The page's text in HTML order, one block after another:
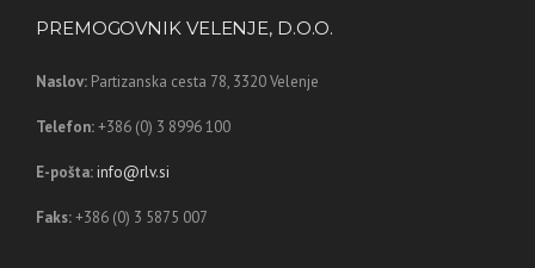
PREMOGOVNIK VELENJE, D.O.O.
Naslov: Partizanska cesta 78, 3320 Velenje
Telefon:+386 (0) 3 8996 100
E-pošta: info@rlv.si
Faks:+386 (0) 3 5875 007